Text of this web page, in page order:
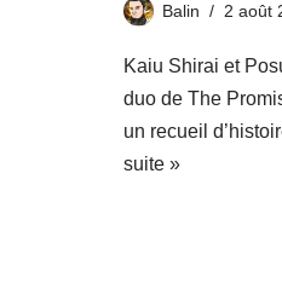
Balin 2 août
Kaiu Shirai et
duo de The
un recueil
suite »